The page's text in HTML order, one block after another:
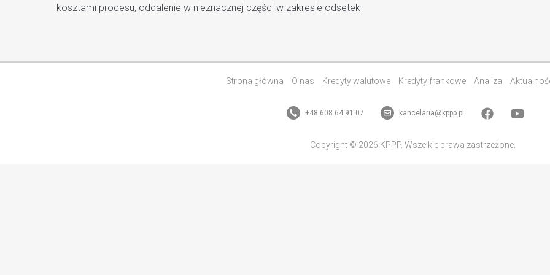
kosztami procesu, oddalenie w nieznacznej części w zakresie odsetek
Strona główna O nas Kredyty walutowe Kredyty frankowe Analiza
+48 608 64 91 07 kancelaria@kppp.pl
Copyright © 2026 KPPP. Wszelkie prawa zastrzeżone.